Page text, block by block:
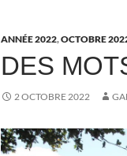
ANNÉE 2022,OCTOBRE
DES
2 OCTOBRE 2022